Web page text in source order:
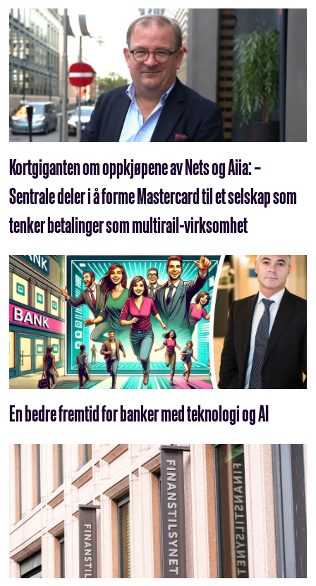
Kortgiganten om oppkjøpene av Nets og Aiia: –
Sentrale deler i å forme Mastercard til et selskap som
tenker betalinger som multirail-virksomhet
En bedre fremtid for banker med teknologi og AI